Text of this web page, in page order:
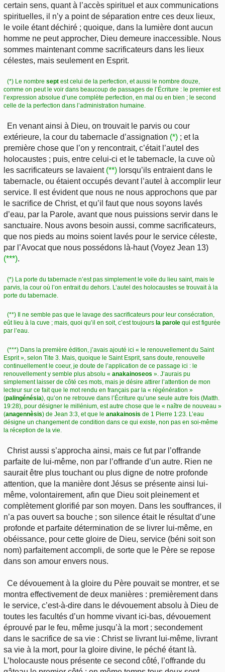
certain sens, quant à l’accès spirituel et aux communications
spirituelles, il n’y a point de séparation entre ces deux lieux,
le voile étant déchiré ; quoique, dans la lumière dont aucun
homme ne peut approcher, Dieu demeure inaccessible. Nous
sommes maintenant comme sacrificateurs dans les lieux
célestes, mais seulement en Esprit.
(*) Le nombresept est celui de la perfection, et aussi le nombre douze,
comme on peut le voir dans beaucoup de passages de l’Écriture : le premier est
l’expression absolue d’une complète perfection, en mal ou en bien ; le second
celle de la perfection dans l’administration humaine.
En venant ainsi à Dieu, on trouvait le parvis ou cour
extérieure, la cour du tabernacle d’assignation (*) ; et la
première chose que l’on y rencontrait, c’était l’autel des
holocaustes ; puis, entre celui-ci et le tabernacle, la cuve où
les sacrificateurs se lavaient (**) lorsqu’ils entraient dans le
tabernacle, ou étaient occupés devant l’autel à accomplir leur
service. Il est évident que nous ne nous approchons que par
le sacrifice de Christ, et qu’il faut que nous soyons lavés
d’eau, par la Parole, avant que nous puissions servir dans le
sanctuaire. Nous avons besoin aussi, comme sacrificateurs,
que nos pieds au moins soient lavés pour le service céleste,
par l’Avocat que nous possédons là-haut (Voyez Jean 13)
(***).
(*) La porte du tabernacle n’est pas simplement le voile du lieu saint, mais le
parvis, la cour où l’on entrait du dehors. L’autel des holocaustes se trouvait à la
porte du tabernacle.
(**) Il ne semble pas que le lavage des sacrificateurs pour leur consécration,
eût lieu à la cuve ; mais, quoi qu’il en soit, c’est toujours la parole qui est figurée
par l’eau.
(***) Dans la première édition, j’avais ajouté ici « le renouvellement du Saint
Esprit », selon Tite 3. Mais, quoique le Saint Esprit, sans doute, renouvelle
continuellement le coeur, je doute de l’application de ce passage ici : le
renouvellement y semble plus absolu « anakainoseos ». J’aurais pu
simplement laisser de côté ces mots, mais je désire attirer l’attention de mon
lecteur sur ce fait que le mot rendu en français par la « régénération »
(palingénésia), qu’on ne retrouve dans l’Écriture qu’une seule autre fois (Matth.
19:28), pour désigner le millénium, est autre chose que le « naître de nouveau »
(anagennèsis) de Jean 3:3, et que le anakainosis de 1 Pierre 1:23. L’eau
désigne un changement de condition dans ce qui existe, non pas en soi-même
la réception de la vie.
Christ aussi s’approcha ainsi, mais ce fut par l’offrande
parfaite de lui-même, non par l’offrande d’un autre. Rien ne
saurait être plus touchant ou plus digne de notre profonde
attention, que la manière dont Jésus se présente ainsi lui-
même, volontairement, afin que Dieu soit pleinement et
complètement glorifié par son moyen. Dans les souffrances, il
n’a pas ouvert sa bouche ; son silence était le résultat d’une
profonde et parfaite détermination de se livrer lui-même, en
obéissance, pour cette gloire de Dieu, service (béni soit son
nom) parfaitement accompli, de sorte que le Père se repose
dans son amour envers nous.
Ce dévouement à la gloire du Père pouvait se montrer, et se
montra effectivement de deux manières : premièrement dans
le service, c’est-à-dire dans le dévouement absolu à Dieu de
toutes les facultés d’un homme vivant ici-bas, dévouement
éprouvé par le feu, même jusqu’à la mort ; secondement
dans le sacrifice de sa vie : Christ se livrant lui-même, livrant
sa vie à la mort, pour la gloire divine, le péché étant là.
L’holocauste nous présente ce second côté, l’offrande du